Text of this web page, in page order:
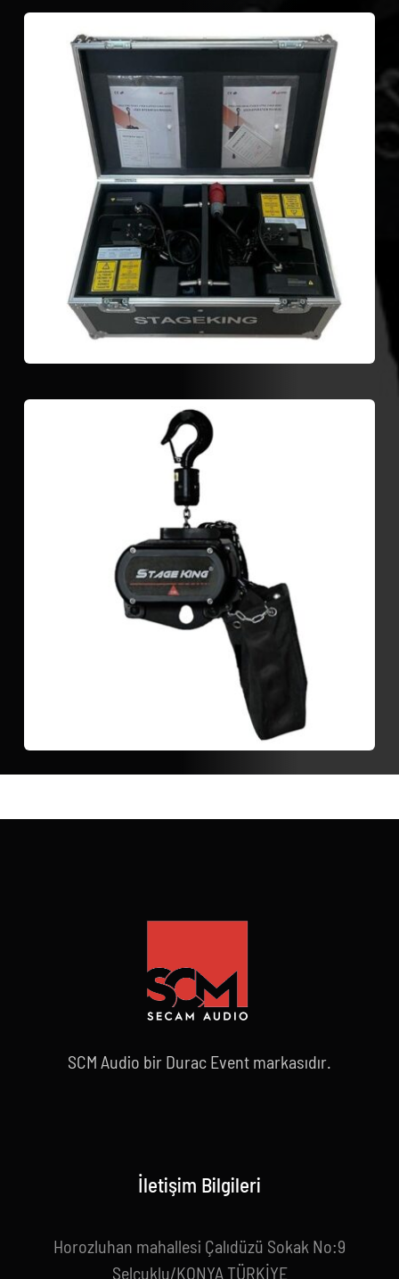
SCM Audio bir Durac Event markasıdır.
İletişim Bilgileri
Horozluhan mahallesi Çalıdüzü Sokak No:9
Selçuklu/KONYA TÜRKİYE